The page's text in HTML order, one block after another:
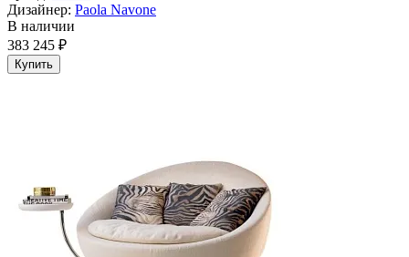
Дизайнер: Paola Navone
В наличии
383 245 ₽
Купить